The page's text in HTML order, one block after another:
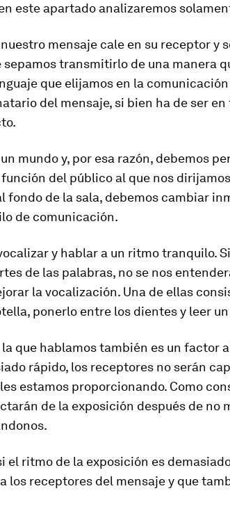
este apartado analizaremos
mensaje cale en su receptor y
transmitirlo de una manera
que elijamos en la
del mensaje, si bien ha de ser
mundo y, por esa razón, debemos
del público al que nos
fondo de la sala, debemos cambiar
de comunicación.
y hablar a un ritmo tranquilo.
de las palabras, no se nos
la vocalización. Una de ellas
ponerlo entre los dientes y leer
que hablamos también es un factor
rápido, los receptores no serán
estamos proporcionando. Como
de la exposición después de no
el ritmo de la exposición es
los receptores del mensaje y que